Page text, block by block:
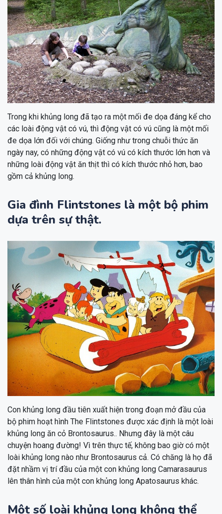
Trong khi khủng long đã tạo ra một mối đe dọa đáng kể cho
các loài động vật có vú, thì động vật có vú cũng là một mối
đe dọa lớn đối với chúng. Giống như trong chuỗi thức ăn
ngày nay, có những động vật có vú có kích thước lớn hơn và
những loài động vật ăn thịt thì có kích thước nhỏ hơn, bao
gồm cả khủng long.
Gia đình Flintstones là một bộ phim
dựa trên sự thật.
Con khủng long đầu tiên xuất hiện trong đoạn mở đầu của
bộ phim hoạt hình The Flintstones được xác định là một loài
khủng long ăn cỏ Brontosaurus.. Nhưng đây là một câu
chuyện hoang đường! Vì trên thực tế, không bao giờ có một
loài khủng long nào như Brontosaurus cả. Có chăng là họ đã
đặt nhầm vị trí đầu của một con khủng long Camarasaurus
lên thân hình của một con khủng long Apatosaurus khác.
Một số loài khủng long không thể